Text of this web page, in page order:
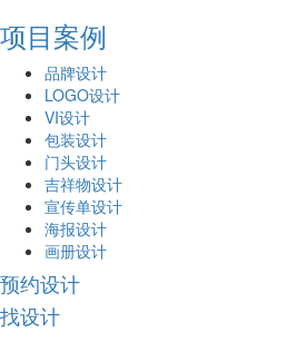
项目案例
品牌设计
LOGO设计
VI设计
包装设计
门头设计
吉祥物设计
宣传单设计
海报设计
画册设计
预约设计
找设计